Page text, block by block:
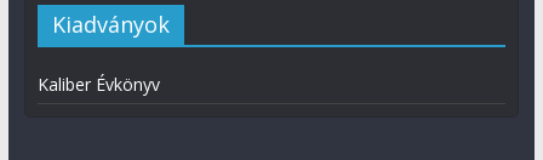
Kiadványok
Kaliber Évkönyv